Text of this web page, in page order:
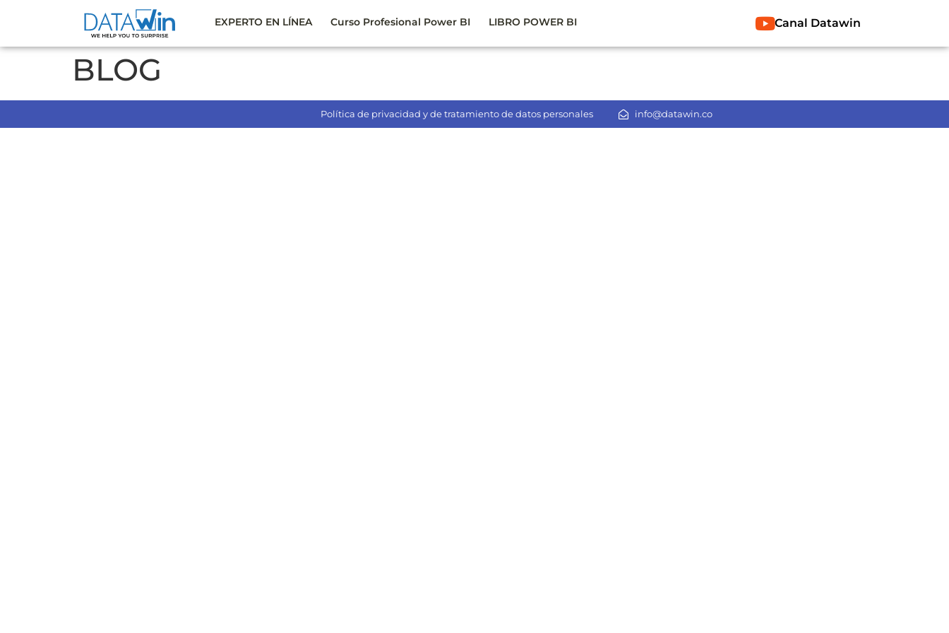
EXPERTO EN LÍNEA Curso Profesional Power BI LIBRO POWER BI Canal Datawin
BLOG
Política de privacidad y de tratamiento de datos personales info@datawin.co